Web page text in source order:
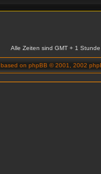
Alle Zeiten sind GMT + 1 Stunde
based on phpBB © 2001, 2002